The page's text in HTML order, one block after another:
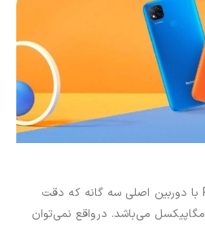
گوشی موبایل مدل Redmi 9C با دوربین اصلی سه گانه که دقت
آن‌ها به ترتیب برابر 13، 2 و 2 مگاپیکسل می‌باشد. درواقع نمی‌توان